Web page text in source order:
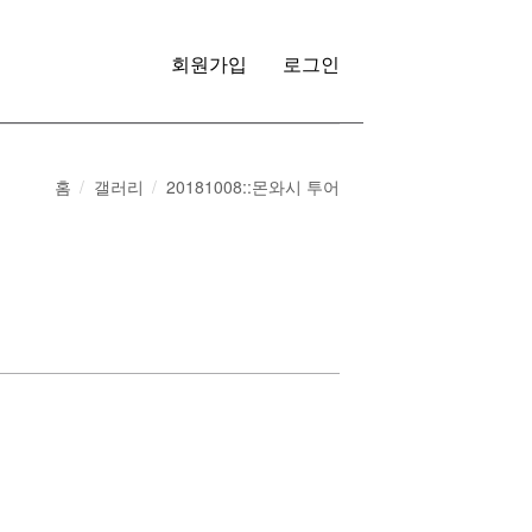
회원가입 로그인
홈 갤러리 20181008::몬와시 투어